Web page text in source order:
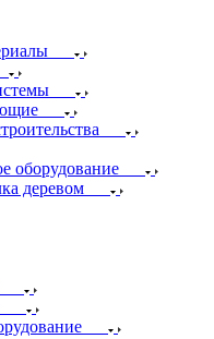
оборудование
деревом